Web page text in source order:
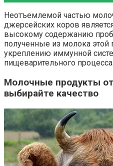
Неотъемлемой частью
джерсейских коров
высокому содержанию
полученные из молока
укреплению иммунной
пищеварительного процесса.
Молочные продукты
выбирайте качество